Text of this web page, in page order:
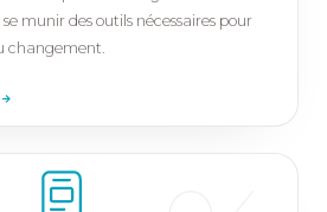
munir des outils nécessaires pour
changement.